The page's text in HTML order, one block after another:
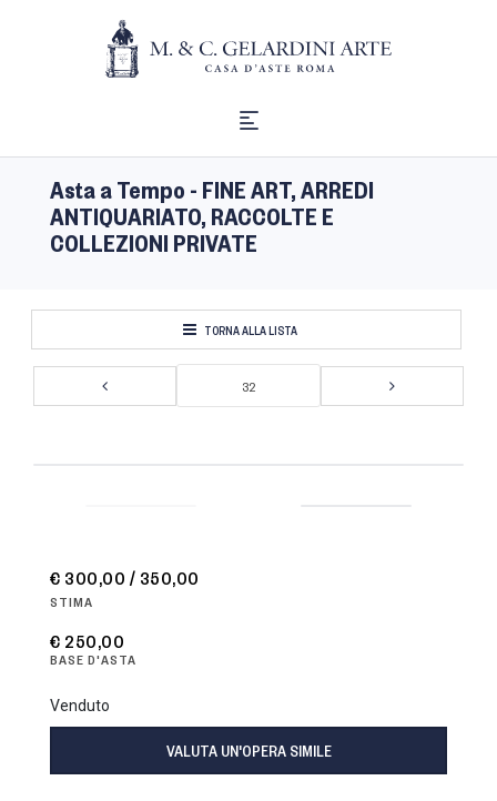
Asta a Tempo - FINE ART, ARREDI
ANTIQUARIATO, RACCOLTE E
COLLEZIONI PRIVATE
TORNA ALLA LISTA
€ 300,00 / 350,00
STIMA
€ 250,00
BASE D'ASTA
Venduto
VALUTA UN'OPERA SIMILE